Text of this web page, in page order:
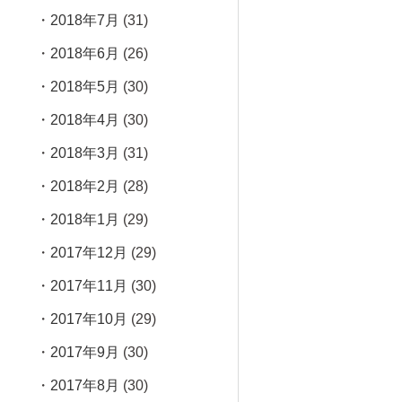
2018年7月 (31)
2018年6月 (26)
2018年5月 (30)
2018年4月 (30)
2018年3月 (31)
2018年2月 (28)
2018年1月 (29)
2017年12月 (29)
2017年11月 (30)
2017年10月 (29)
2017年9月 (30)
2017年8月 (30)